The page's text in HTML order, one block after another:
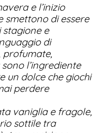
e l’inizio
smettono di essere
e
di
profumate,
l’ingrediente
un dolce che giochi
perdere
vaniglia e fragole,
sottile tra